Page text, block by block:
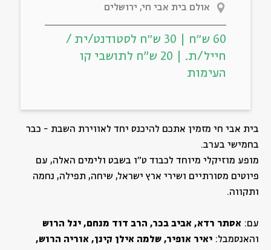
בית אבי חי מזמין אתכם להיכנס יחד לאווירת השבת - כבר
בחמישי בערב.
מופע מוזיקלי מיוחד לכבוד ט"ו בשבט ולימים האלה, עם
פיוטים מסורתיים ושירי ארץ ישראל, שיחה, תפילה, נחמה
ותקווה.
עם: אסתר רדא, אביב בכר, הרב דוד מנחם, יגל הרוש
והאנסמבל: יאיר אופיר, שלמה אילן קינן, אוריה הרוש,
אולם בית אבי חי, ירושלים
60 ש״ח | 30 ש״ח לסטודנט/ית /
חייל/ת. | 20 ש"ח לתושבי קו
העימות